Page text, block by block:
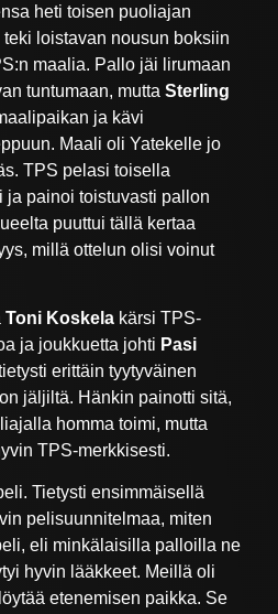
heti toisen puoliajan
teki loistavan nousun boksiin
maalia. Pallo jäi lirumaan
tuntumaan, muttaSterling
ja kävi
Maali oli Yatekelle jo
TPS pelasi toisella
painoi toistuvasti pallon
puuttui tällä kertaa
millä ottelun olisi voinut
Toni Koskela kärsi TPS-
ja joukkuetta johti Pasi
erittäin tyytyväinen
jäljiltä. Hänkin painotti sitä,
homma toimi, mutta
TPS-merkkisesti.
Tietysti ensimmäisellä
pelisuunnitelmaa, miten
eli minkälaisilla palloilla ne
hyvin lääkkeet. Meillä oli
etenemisen paikka. Se